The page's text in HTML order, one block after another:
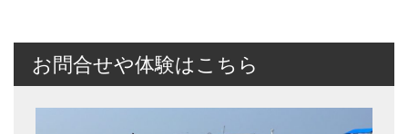
お問合せや体験はこちら